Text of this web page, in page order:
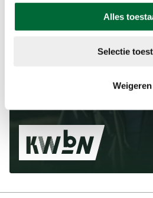
Alles
Selectie
Weigeren
Wil jij minimaal
jouw volgende
wandeltocht?